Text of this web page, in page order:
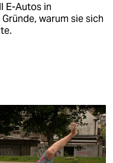
E-Autos in
warum sie sich